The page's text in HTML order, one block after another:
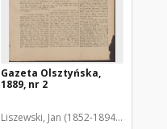
Gazeta Olsztyńska,
1889, nr 2
Liszewski, Jan (1852-1894). Red.